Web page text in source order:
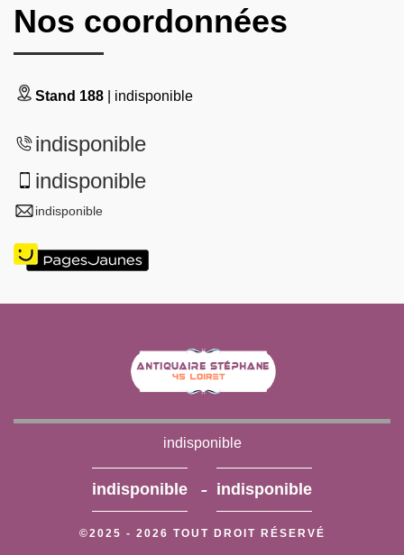
Nos coordonnées
Stand 188 | indisponible
indisponible
indisponible
indisponible
indisponible
indisponible - indisponible
©2025 - 2026 TOUT DROIT RÉSERVÉ